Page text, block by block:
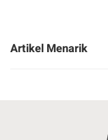
Artikel Menarik